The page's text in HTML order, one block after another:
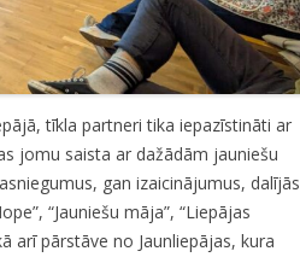
tīkla partneri tika iepazīstināti ar
jomu saista ar dažādām jauniešu
gan izaicinājumus, dalījās
“Jauniešu māja”, “Liepājas
arī pārstāve no Jaunliepājas, kura